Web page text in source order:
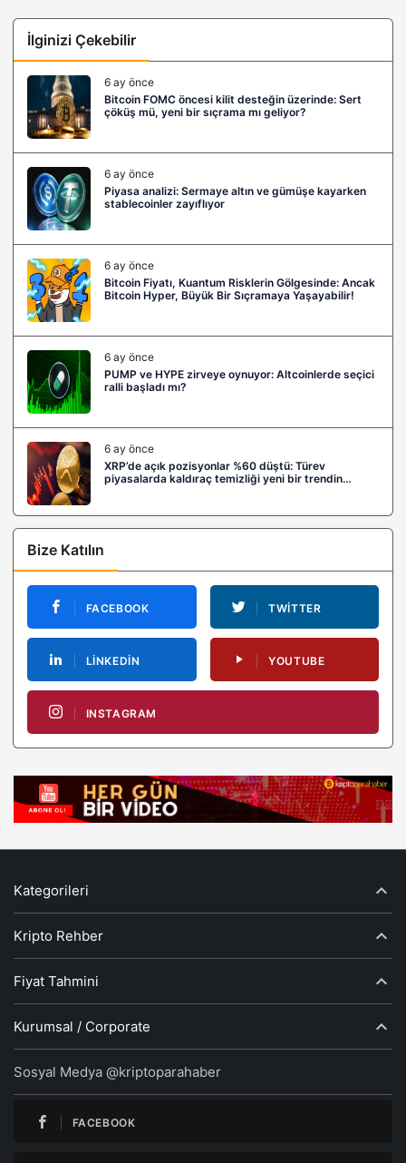
İlginizi Çekebilir
6 ay önce
Bitcoin FOMC öncesi kilit desteğin üzerinde: Sert
çöküş mü, yeni bir sıçrama mı geliyor?
6 ay önce
Piyasa analizi: Sermaye altın ve gümüşe kayarken
stablecoinler zayıflıyor
6 ay önce
Bitcoin Fiyatı, Kuantum Risklerin Gölgesinde: Ancak
Bitcoin Hyper, Büyük Bir Sıçramaya Yaşayabilir!
6 ay önce
PUMP ve HYPE zirveye oynuyor: Altcoinlerde seçici
ralli başladı mı?
6 ay önce
XRP’de açık pozisyonlar %60 düştü: Türev
piyasalarda kaldıraç temizliği yeni bir trendin
Bize Katılın
FACEBOOK TWITTER
LINKEDIN YOUTUBE
INSTAGRAM
Kategorileri
Kripto Rehber
Fiyat Tahmini
Kurumsal / Corporate
Sosyal Medya @kriptoparahaber
FACEBOOK